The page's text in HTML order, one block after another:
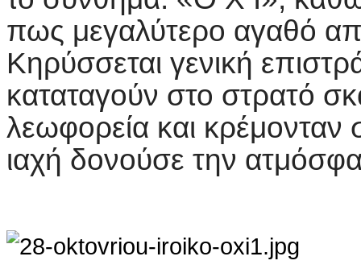
πως μεγαλύτερο αγαθό
Κηρύσσεται γενική
καταταγούν στο στρατό
λεωφορεία και
ιαχή δονούσε την